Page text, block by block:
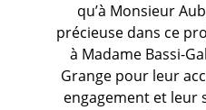
qu’à Monsieur
précieuse dans ce
à Madame Bassi-
Grange pour leur
engagement et leur